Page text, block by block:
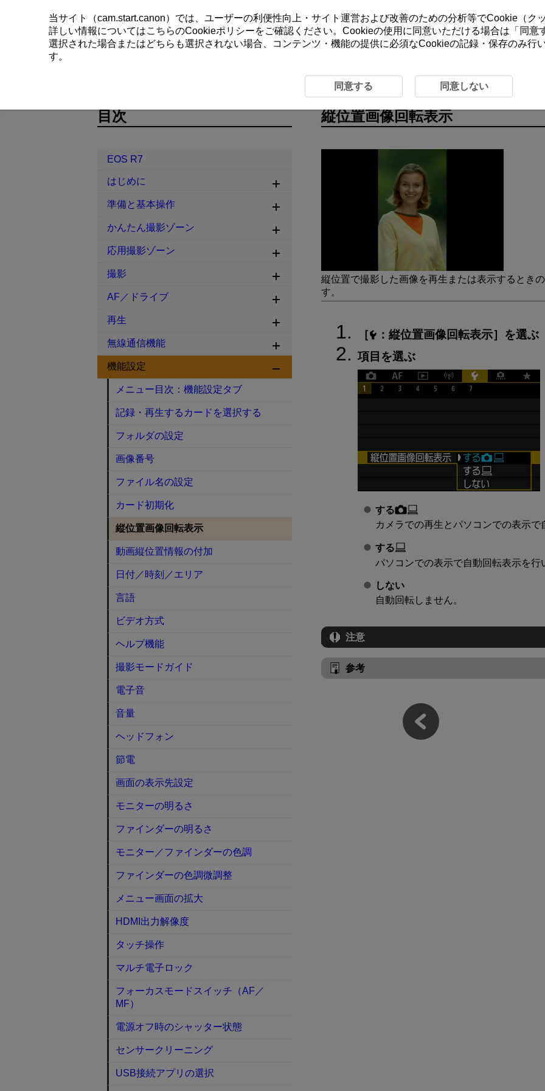
縦位置画像回転表示
縦位置で撮影した画像を再生または表示するとき
す。
［ ： 縦位置画像回転表示］を選ぶ
項目を選ぶ
する
カメラでの再生とパソコンでの表示
する
パソコンでの表示で自動回転表示を行
しない
自動回転しません。
注意
参考
目次
EOS R7
はじめに
準備と基本操作
かんたん撮影ゾーン
応用撮影ゾーン
撮影
AF／ドライブ
再生
無線通信機能
機能設定
メニュー目次：機能設定タブ
記録・再生するカードを選択する
フォルダの設定
画像番号
ファイル名の設定
カード初期化
縦位置画像回転表示
動画縦位置情報の付加
日付／時刻／エリア
言語
ビデオ方式
ヘルプ機能
撮影モードガイド
電子音
音量
ヘッドフォン
節電
画面の表示先設定
モニターの明るさ
ファインダーの明るさ
モニター／ファインダーの色調
ファインダーの色調微調整
メニュー画面の拡大
HDMI出力解像度
タッチ操作
マルチ電子ロック
フォーカスモードスイッチ（AF／
MF）
電源オフ時のシャッター状態
センサークリーニング
USB接続アプリの選択
当サイト（cam.start.canon）では、ユーザーの利便性向上・サイト運営および改善のための分析等でCookie（ク
詳しい情報についてはこちらのCookieポリシーをご確認ください。Cookieの使用に同意いただける場合は「 同意
選択された場合またはどちらも選択されない場合、コンテンツ・機能の提供に必須なCookieの記録・保存のみ行
す。
同意する 同意しない